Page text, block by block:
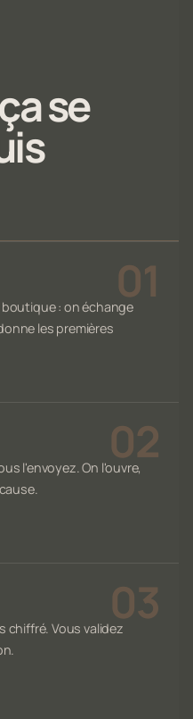
se
: on échange
les premières
l'envoyez. On l'ouvre,
chiffré. Vous validez